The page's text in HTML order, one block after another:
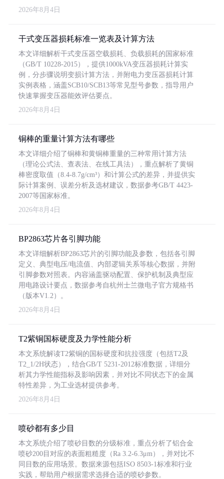
2026年8月4日
干式变压器损耗标准一览表及计算方法
本文详细解析干式变压器空载损耗、负载损耗的国家标准
（GB/T 10228-2015），提供1000kVA变压器损耗计算实
例，分步骤说明变损计算方法，并附电力变压器损耗计算
实例表格，涵盖SCB10/SCB13等常见型号参数，指导用户
快速掌握变压器能效评估要点。
2026年8月4日
铜棒的重量计算方法有哪些
本文详细介绍了铜棒和黄铜棒重量的三种常用计算方法
（理论公式法、查表法、在线工具法），重点解析了黄铜
棒密度取值（8.4-8.7g/cm³）和计算公式的差异，并提供实
际计算案例、误差分析及选材建议，数据参考GB/T 4423-
2007等国家标准。
2026年8月4日
BP2863芯片各引脚功能
本文详细解析BP2863芯片的引脚功能及参数，包括各引脚
定义、典型电压/电流值、内部逻辑关系等核心数据，并附
引脚参数对照表。内容涵盖驱动配置、保护机制及典型应
用电路设计要点，数据参考自杭州士兰微电子官方规格书
（版本V1.2）。
2026年8月4日
T2紫铜国标硬度及力学性能分析
本文系统解读T2紫铜的国标硬度和抗拉强度（包括T2及
T2_1/2H状态），结合GB/T 5231-2012标准数据，详细分
析其力学性能指标及影响因素，并对比不同状态下的金属
特性差异，为工业选材提供参考。
2026年8月4日
喷砂都有多少目
本文系统介绍了喷砂目数的分级标准，重点分析了铝合金
喷砂200目对应的表面粗糙度（Ra 3.2-6.3μm），并对比不
同目数的应用场景。数据来源包括ISO 8503-1标准和行业
实践，帮助用户根据需求选择合适的喷砂参数。